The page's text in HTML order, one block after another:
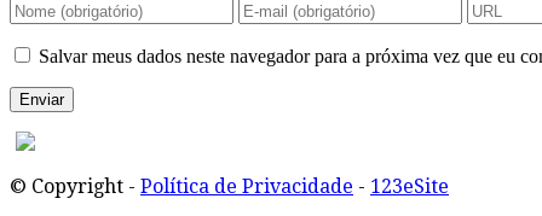
Salvar meus dados neste navegador para a próxima vez que eu
© Copyright - Política de Privacidade - 123eSite